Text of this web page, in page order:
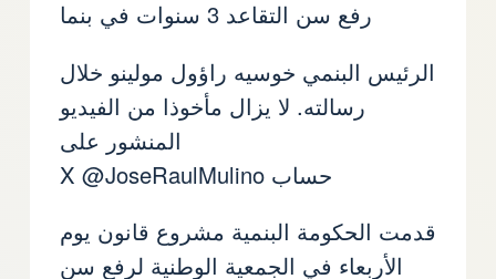
رفع سن التقاعد 3 سنوات في بنما
الرئيس البنمي خوسيه راؤول مولينو خلال
رسالته. لا يزال مأخوذا من الفيديو
المنشور على
حساب X @JoseRaulMulino
قدمت الحكومة البنمية مشروع قانون يوم
الأربعاء في الجمعية الوطنية لرفع سن